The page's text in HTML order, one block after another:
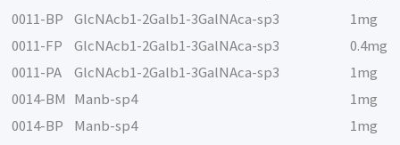
0011-BP
GlcNAcb1-2Galb1-3GalNAca-sp3
1mg
0011-FP
GlcNAcb1-2Galb1-3GalNAca-sp3
0.4mg
0011-PA
GlcNAcb1-2Galb1-3GalNAca-sp3
1mg
0014-BM
Manb-sp4
1mg
0014-BP
Manb-sp4
1mg